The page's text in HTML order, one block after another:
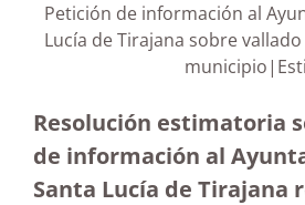
Petición de información al
Lucía de Tirajana sobre
Resolución estimatoria
de información al
Santa Lucía de Tirajana